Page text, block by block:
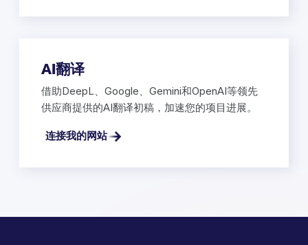
AI翻译
借助DeepL、Google、Gemini和OpenAI等领先
供应商提供的AI翻译初稿，加速您的项目进展。
连接我的网站